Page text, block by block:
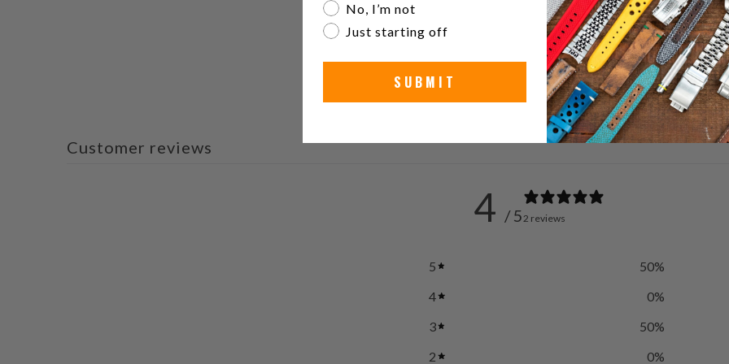
Acero
Customer reviews
4 / 52 reviews
5 50%
4
0%
3
50%
2
0%
No, I’m not
Just starting off
SUBMIT